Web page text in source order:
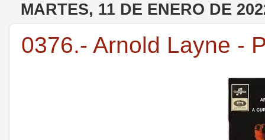
MARTES, 11 DE ENERO DE
0376.- Arnold Layne -